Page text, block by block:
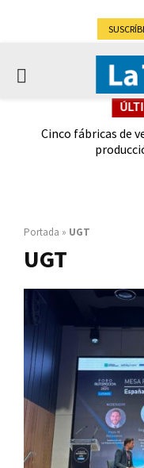
PRIMARY
Cinco fábricas de
Portada » UGT
UGT